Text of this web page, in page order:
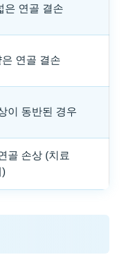
은 연골 결손
연골 결손
이 동반된 경우
골 손상 (치료